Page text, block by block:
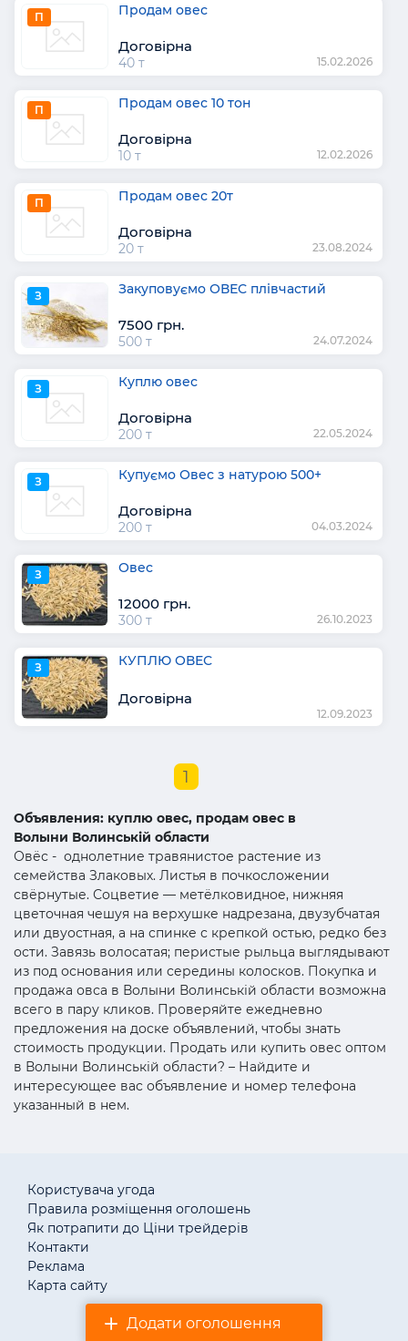
П Продам овес
Договірна
40 т 15.02.2026
П Продам овес 10 тон
Договірна
10 т 12.02.2026
П Продам овес 20т
Договірна
20 т 23.08.2024
З Закуповуємо ОВЕС плівчастий
7500 грн.
500 т 24.07.2024
З Куплю овес
Договірна
200 т 22.05.2024
З Купуємо Овес з натурою 500+
Договірна
200 т 04.03.2024
З Овес
12000 грн.
300 т 26.10.2023
З КУПЛЮ ОВЕС
Договірна
12.09.2023
1
Объявления: куплю овес, продам овес в
Волыни Волинській области
Овёс - однолетние травянистое растение из
семейства Злаковых. Листья в почкосложении
свёрнутые. Соцветие — метёлковидное, нижняя
цветочная чешуя на верхушке надрезана, двузубчатая
или двуостная, а на спинке с крепкой остью, редко без
ости. Завязь волосатая; перистые рыльца выглядывают
из под основания или середины колосков. Покупка и
продажа овса в Волыни Волинській области возможна
всего в пару кликов. Проверяйте ежедневно
предложения на доске объявлений, чтобы знать
стоимость продукции. Продать или купить овес оптом
в Волыни Волинській области? – Найдите и
интересующее вас объявление и номер телефона
указанный в нем.
Додати оголошення
Користувача угода
Правила розміщення оголошень
Як потрапити до Ціни трейдерів
Контакти
Реклама
Карта сайту
© «АгротендерTM» 2011–2026